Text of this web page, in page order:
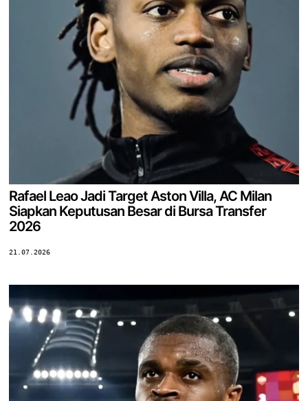
Rafael Leao Jadi Target Aston Villa, AC Milan
Siapkan Keputusan Besar di Bursa Transfer
2026
21.07.2026